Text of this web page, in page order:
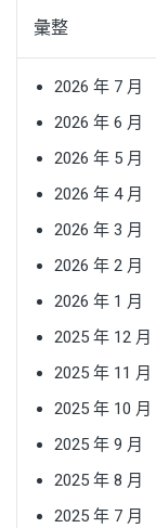
彙整
2026 年 7 月
2026 年 6 月
2026 年 5 月
2026 年 4 月
2026 年 3 月
2026 年 2 月
2026 年 1 月
2025 年 12 月
2025 年 11 月
2025 年 10 月
2025 年 9 月
2025 年 8 月
2025 年 7 月